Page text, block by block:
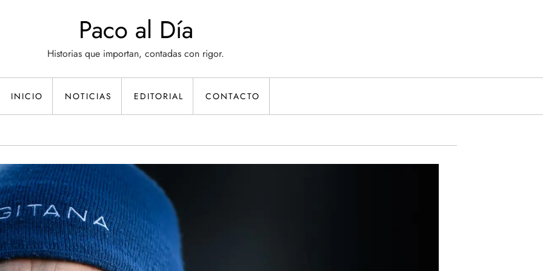
Paco al Día
Historias que importan, contadas con rigor.
INICIO NOTICIAS EDITORIAL CONTACTO